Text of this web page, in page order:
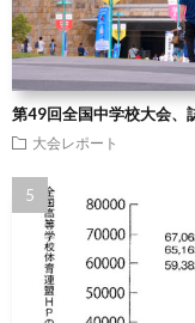
第49回全国中学校大会、
大会レポート